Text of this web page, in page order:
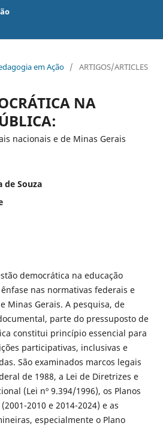
em Ação / ARTIGOS/ARTICLES
NA
nacionais e de Minas Gerais
de Souza
democrática na educação
nas normativas federais e
Minas Gerais. A pesquisa, de
parte do pressuposto de
constitui princípio essencial para
participativas, inclusivas e
São examinados marcos legais
de 1988, a Lei de Diretrizes e
(Lei nº 9.394/1996), os Planos
2010 e 2014-2024) e as
especialmente o Plano